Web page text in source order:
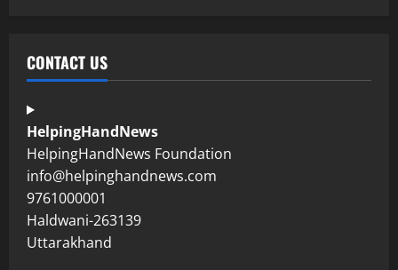
CONTACT US
HelpingHandNews
HelpingHandNews Foundation
info@helpinghandnews.com
9761000001
Haldwani-263139
Uttarakhand